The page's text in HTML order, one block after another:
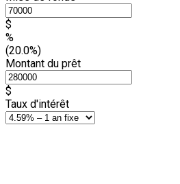
$
%
(20.0%)
Montant du prêt
$
Taux d'intérêt